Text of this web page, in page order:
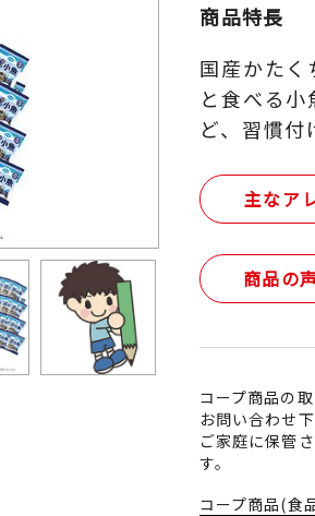
商品特長
国産かたく
と食べる
ど、習慣付
主なア
商品の
コープ商品の
お問い合わせ下
ご家庭に保管
す。
コープ商品(食